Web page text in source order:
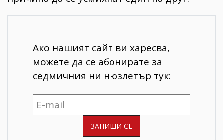
Ако нашият сайт ви харесва,
можете да се абонирате за
седмичния ни нюзлетър тук: